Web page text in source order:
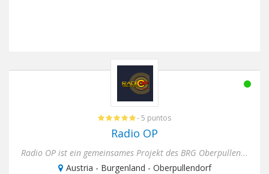
- 5 puntos
Radio OP
Radio OP ist ein gemeinsames Projekt des BRG Oberpullendorf/Verein Radio Gymnasium und des Vereines „Mehrsprachiges...
Austria - Burgenland - Oberpullendorf